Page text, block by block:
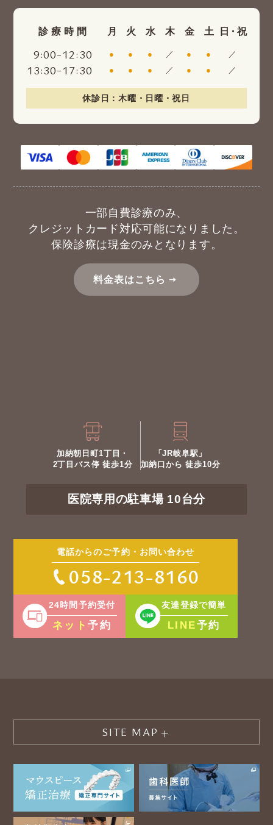
休診日：木曜・日曜・祝日
診療時間 月 火 水 木 金 土 日・祝
9:00-12:30 ● ● ● ／ ● ● ／
13:30-17:30 ● ● ● ／ ● ● ／
一部自費診療のみ、
クレジットカード対応可能になりました。
保険診療は現金のみとなります。
料金表はこちら
加納朝日町1丁目・
2丁目バス停 徒歩1分
「JR岐阜駅」
加納口から 徒歩10分
医院専用の駐車場 10台分
電話からのご予約・お問い合わせ
058-213-8160
24時間予約受付
ネット予約
友達登録で簡単
LINE予約
SITE MAP